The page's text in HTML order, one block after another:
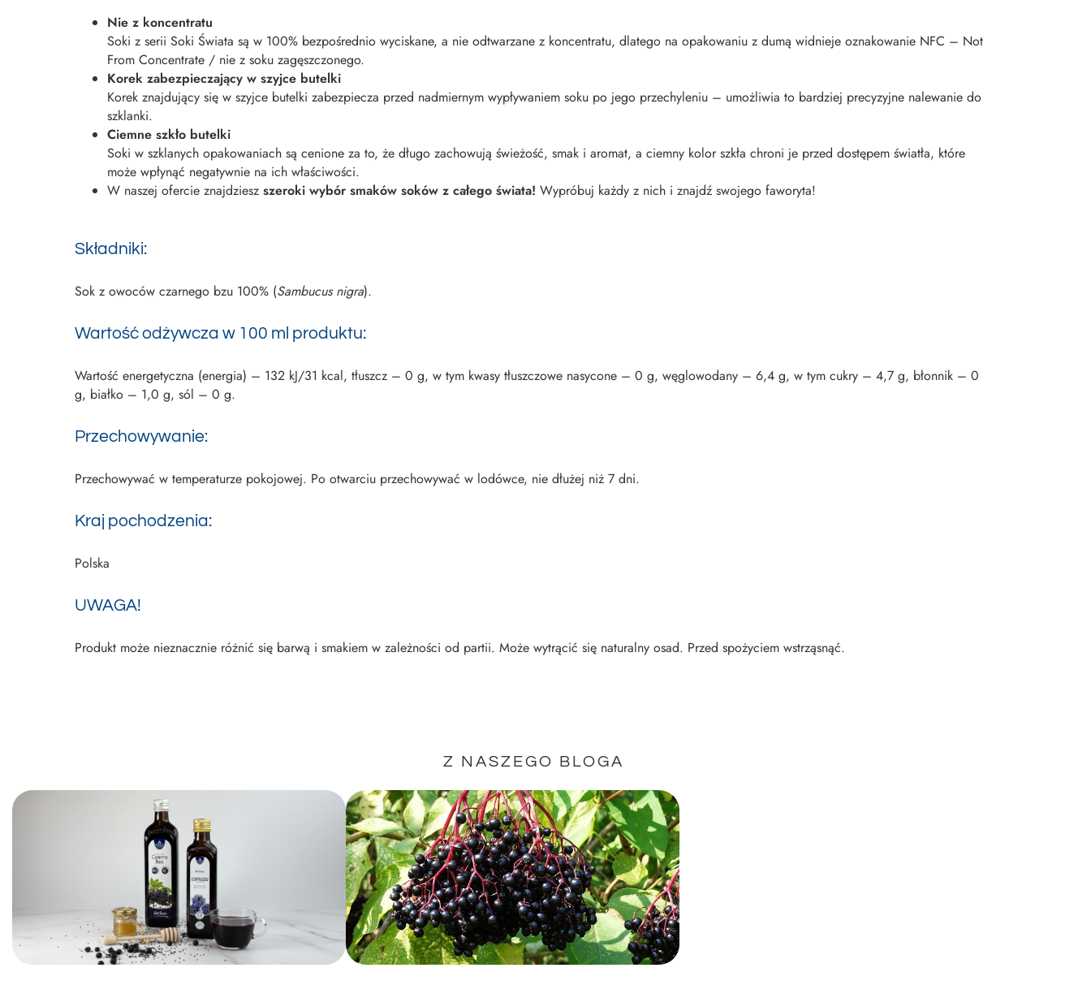
Nie z koncentratu
Soki z serii Soki Świata są w 100% bezpośrednio wyciskane, a nie odtwarzane z koncentratu, dlatego na opakowaniu z dumą widnieje oznakowanie NFC – Not
From Concentrate / nie z soku zagęszczonego.
Korek zabezpieczający w szyjce butelki
Korek znajdujący się w szyjce butelki zabezpiecza przed nadmiernym wypływaniem soku po jego przechyleniu – umożliwia to bardziej precyzyjne nalewanie do
szklanki.
Ciemne szkło butelki
Soki w szklanych opakowaniach są cenione za to, że długo zachowują świeżość, smak i aromat, a ciemny kolor szkła chroni je przed dostępem światła, które
może wpłynąć negatywnie na ich właściwości.
W naszej ofercie znajdziesz szeroki wybór smaków soków z całego świata! Wypróbuj każdy z nich i znajdź swojego faworyta!
Składniki:
Sok z owoców czarnego bzu 100% (Sambucus nigra).
Wartość odżywcza w 100 ml produktu:
Wartość energetyczna (energia) – 132 kJ/31 kcal, tłuszcz – 0 g, w tym kwasy tłuszczowe nasycone – 0 g, węglowodany – 6,4 g, w tym cukry – 4,7 g, błonnik – 0
g, białko – 1,0 g, sól – 0 g.
Przechowywanie:
Przechowywać w temperaturze pokojowej. Po otwarciu przechowywać w lodówce, nie dłużej niż 7 dni.
Kraj pochodzenia:
Polska
UWAGA!
Produkt może nieznacznie różnić się barwą i smakiem w zależności od partii. Może wytrącić się naturalny osad. Przed spożyciem wstrząsnąć.
Z NASZEGO BLOGA